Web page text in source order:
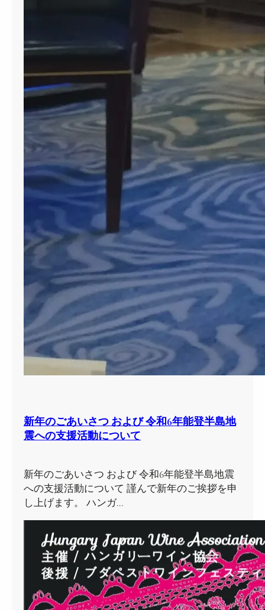
新年のごあいさつ および 令和6年能登半島地
震への支援活動について
新年のごあいさつ および 令和6年能登半島地震
への支援活動について 謹んで新年のご挨拶を申
し上げます。 ハンガ…